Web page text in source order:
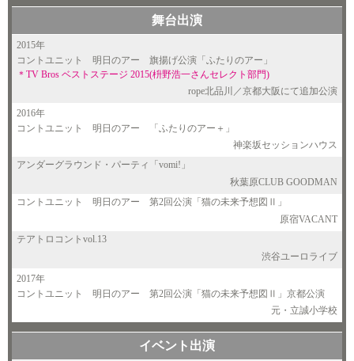
舞台出演
2015年
コントユニット 明日のアー 旗揚げ公演「ふたりのアー」
＊ TV Bros ベストステージ 2015(枡野浩一さんセレクト部門)
rope北品川／京都大阪にて追加公演
2016年
コントユニット 明日のアー 「ふたりのアー＋」
神楽坂セッションハウス
アンダーグラウンド・パーティ「vomi!」
秋葉原CLUB GOODMAN
コントユニット 明日のアー 第2回公演「猫の未来予想図Ⅱ」
原宿VACANT
テアトロコントvol.13
渋谷ユーロライブ
2017年
コントユニット 明日のアー 第2回公演「猫の未来予想図Ⅱ」京都公演
元・立誠小学校
イベント出演